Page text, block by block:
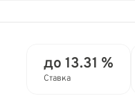
до 13.31 %
Ставка